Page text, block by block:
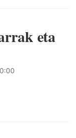
eta